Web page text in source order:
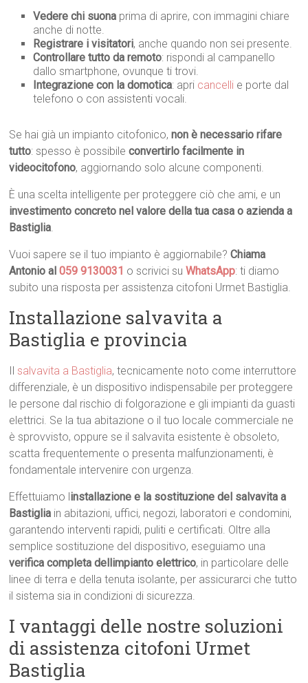
Vedere chi suona prima di aprire, con immagini chiare
anche di notte.
Registrare i visitatori, anche quando non sei presente.
Controllare tutto da remoto: rispondi al campanello
dallo smartphone, ovunque ti trovi.
Integrazione con la domotica: apri cancelli e porte dal
telefono o con assistenti vocali.
Se hai già un impianto citofonico,non è necessario rifare
tutto: spesso è possibileconvertirlo facilmente in
videocitofono, aggiornando solo alcune componenti.
È una scelta intelligente per proteggere ciò che ami, e un
investimento concreto nel valore della tua casa o azienda a
Bastiglia.
Vuoi sapere se il tuo impianto è aggiornabile?Chiama
Antonio al059 9130031 o scrivici suWhatsApp: ti diamo
subito una risposta per assistenza citofoni Urmet Bastiglia.
Installazione salvavita a
Bastiglia e provincia
salvavita a Bastiglia, tecnicamente noto come interruttore
differenziale, è un dispositivo indispensabile per proteggere
le persone dal rischio di folgorazione e gli impianti da guasti
elettrici. Se la tua abitazione o il tuo locale commerciale ne
è sprovvisto, oppure se il salvavita esistente è obsoleto,
scatta frequentemente o presenta malfunzionamenti, è
fondamentale intervenire con urgenza.
Effettuiamo l installazione e la sostituzione del salvavita a
Bastiglia in abitazioni, uffici, negozi, laboratori e condomini,
garantendo interventi rapidi, puliti e certificati. Oltre alla
semplice sostituzione del dispositivo, eseguiamo una
verifica completa dellimpianto elettrico, in particolare delle
linee di terra e della tenuta isolante, per assicurarci che tutto
il sistema sia in condizioni di sicurezza.
I vantaggi delle nostre soluzioni
di assistenza citofoni Urmet
Bastiglia